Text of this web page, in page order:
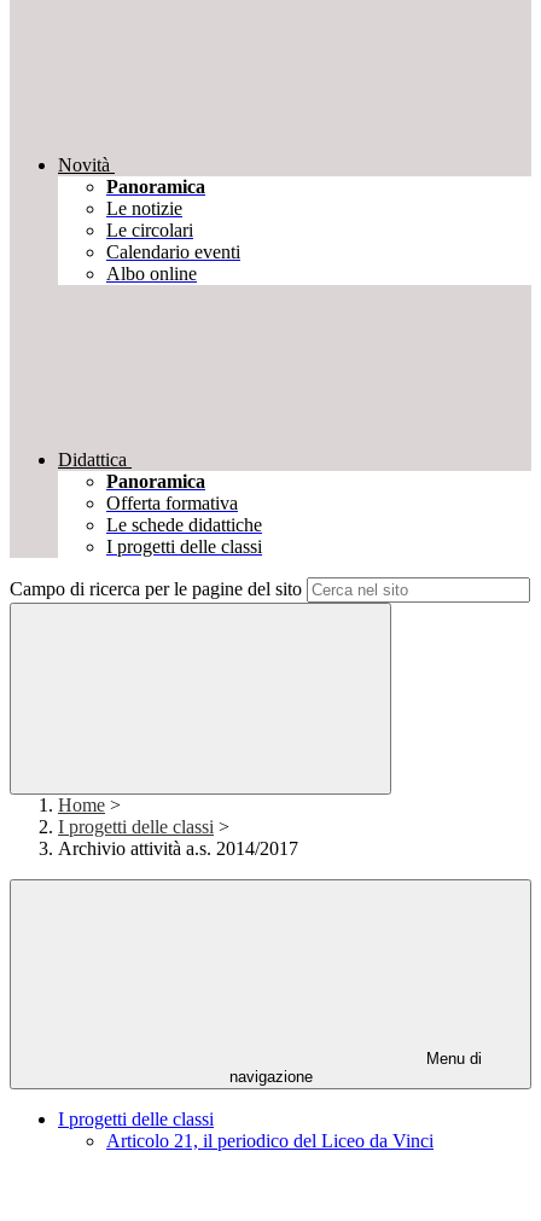
Novità
Panoramica
Le notizie
Le circolari
Calendario eventi
Albo online
Didattica
Panoramica
Offerta formativa
Le schede didattiche
I progetti delle classi
Campo di ricerca per le pagine del sito
Home >
I progetti delle classi >
Archivio attività a.s. 2014/2017
Menu di
navigazione
I progetti delle classi
Articolo 21, il periodico del Liceo da Vinci